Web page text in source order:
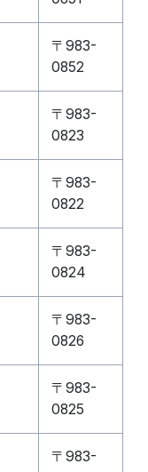
〒983-
0852
〒983-
0823
〒983-
0822
〒983-
0824
〒983-
0826
〒983-
0825
〒983-